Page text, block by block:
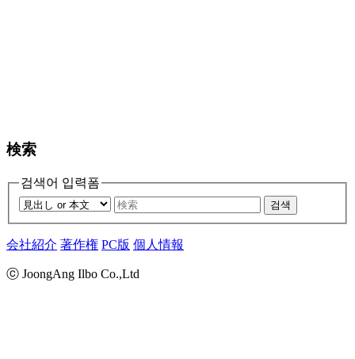
検索
검색어 입력폼
검색
会社紹介 著作権 PC版 個人情報
ⓒ JoongAng Ilbo Co.,Ltd